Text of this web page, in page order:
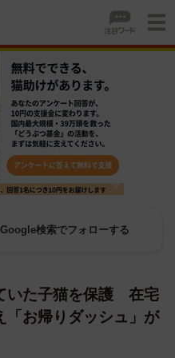
検索でフォローする
いた子猫を保護 在宅
「お帰りダッシュ」が